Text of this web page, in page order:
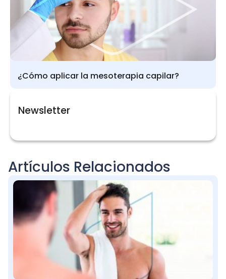
¿Cómo aplicar la mesoterapia capilar?
Newsletter
Artículos Relacionados